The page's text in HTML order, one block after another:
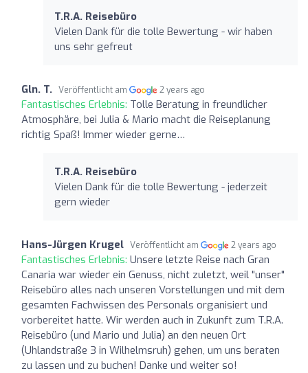
T.R.A. Reisebüro
Vielen Dank für die tolle Bewertung - wir haben
uns sehr gefreut
Gln. T. Veröffentlicht am 2 years ago
Fantastisches Erlebnis: Tolle Beratung in freundlicher
Atmosphäre, bei Julia & Mario macht die Reiseplanung
richtig Spaß! Immer wieder gerne…
T.R.A. Reisebüro
Vielen Dank für die tolle Bewertung - jederzeit
gern wieder
Hans-Jürgen Krugel Veröffentlicht am 2 years ago
Fantastisches Erlebnis: Unsere letzte Reise nach Gran
Canaria war wieder ein Genuss, nicht zuletzt, weil "unser"
Reisebüro alles nach unseren Vorstellungen und mit dem
gesamten Fachwissen des Personals organisiert und
vorbereitet hatte. Wir werden auch in Zukunft zum T.R.A.
Reisebüro (und Mario und Julia) an den neuen Ort
(Uhlandstraße 3 in Wilhelmsruh) gehen, um uns beraten
zu lassen und zu buchen! Danke und weiter so!